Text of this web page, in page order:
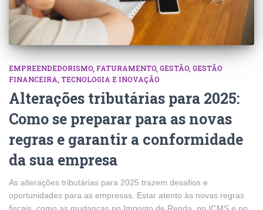
EMPREENDEDORISMO FATURAMENTO GESTÃO GESTÃO
FINANCEIRA TECNOLOGIA E INOVAÇÃO
Alterações tributárias para 2025:
Como se preparar para as novas
regras e garantir a conformidade
da sua empresa
As alterações tributárias para 2025 trazem desafios e
oportunidades para as empresas. Estar atento às novas regras
fiscais, como as mudanças no Imposto de Renda, no ICMS e no